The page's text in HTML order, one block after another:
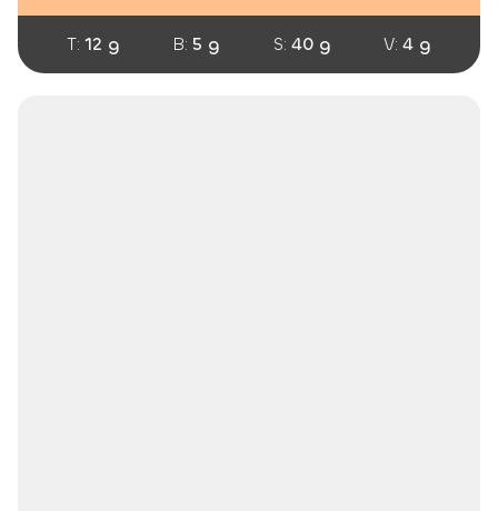
T: 12 g B: 5 g S: 40 g V: 4 g